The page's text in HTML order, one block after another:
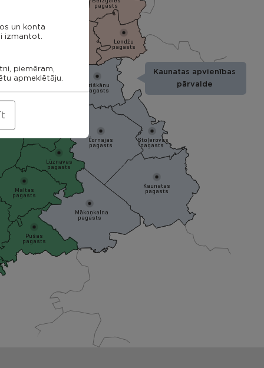
Kaunatas apvienības
pārvalde
Ozolmuižas
Audriņu
Lendžu
pagasts
pagasts
Pušas
pagasts
Maltas
pagasts
Lūznavas
pagasts
Griškānu
pagasts
Čornajas
pagasts
Mākoņkalna
pagasts
Kaunatas
pagasts
Stoļerovas
pagasts
un konta
izmantot.
piemēram,
apmeklētāju.